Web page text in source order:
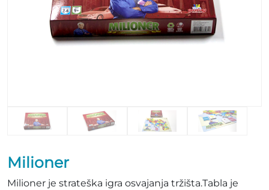
Milioner
Milioner je strateška igra osvajanja tržišta.Tabla je